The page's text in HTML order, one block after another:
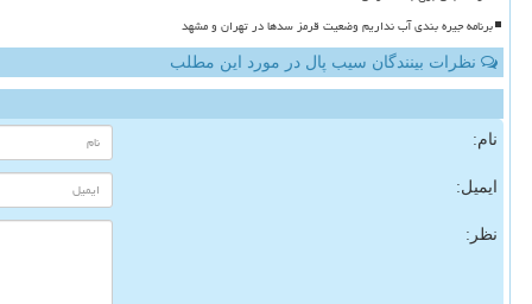
برنامه جیره بندی آب نداریم وضعیت قرمز سدها در تهران و مشهد
نظرات بینندگان سیب پال در مورد این مطلب
نام:
ایمیل:
نظر: